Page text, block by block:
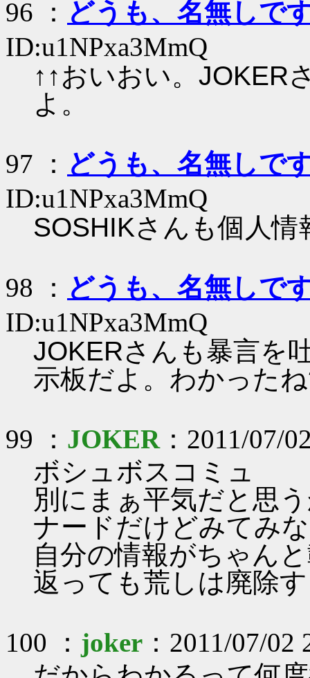
96 ： どうも、名無しで
ID:u1NPxa3MmQ
↑↑おいおい。JOKER
よ。
97 ： どうも、名無しで
ID:u1NPxa3MmQ
SOSHIKさんも個人
98 ： どうも、名無しで
ID:u1NPxa3MmQ
JOKERさんも暴言を
示板だよ。わかった
99 ： JOKER：2011/07/
ボシュボスコミュ
別にまぁ平気だと思
ナードだけどみてみな
自分の情報がちゃん
返っても荒しは廃除
100 ： joker ：2011/07/